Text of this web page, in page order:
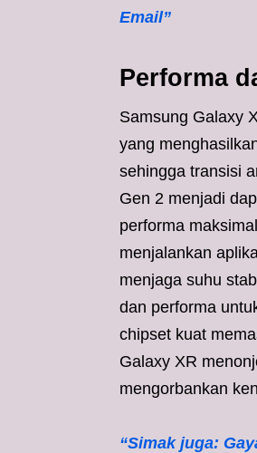
Email”
Performa
Samsung Galaxy
yang
sehingga transisi
Gen 2 menjadi
performa
menjalankan
menjaga suhu
dan performa
chipset kuat
Galaxy XR
mengorbankan
“Simak juga: